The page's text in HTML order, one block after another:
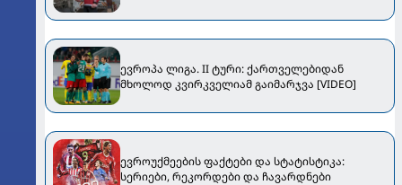
ევროპა ლიგა. II ტური: ქართველებიდან
მხოლოდ კვირკველიამ გაიმარჯვა [VIDEO]
ევროუქმეების ფაქტები და სტატისტიკა:
სერიები, რეკორდები და ჩავარდნები